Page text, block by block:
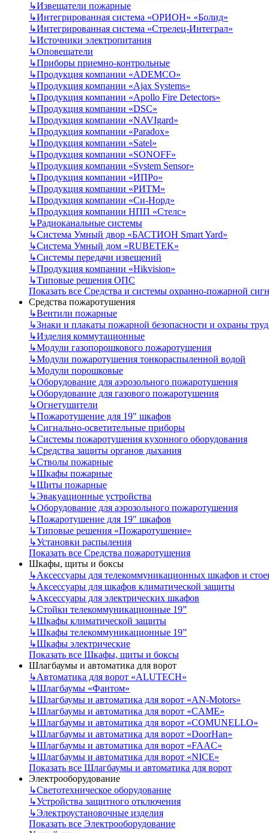
↳Извещатели пожарные
↳Интегрированная система «ОРИОН» «Болид»
↳Интегрированная система «Стрелец-Интеграл»
↳Источники электропитания
↳Оповещатели
↳Приборы приемно-контрольные
↳Продукция компании «ADEMCO»
↳Продукция компании «Ajax Systems»
↳Продукция компании «Apollo Fire Detectors»
↳Продукция компании «DSC»
↳Продукция компании «NAVIgard»
↳Продукция компании «Paradox»
↳Продукция компании «Satel»
↳Продукция компании «SONOFF»
↳Продукция компании «System Sensor»
↳Продукция компании «ИПРо»
↳Продукция компании «РИТМ»
↳Продукция компании «Си-Норд»
↳Продукция компании НПП «Стелс»
↳Радиоканальные системы
↳Система Умный двор «БАСТИОН Smart Yard»
↳Система Умный дом «RUBETEK»
↳Системы передачи извещений
↳Продукция компании «Hikvision»
↳Типовые решения ОПС
Показать все Средства и системы охранно-пожарной
Средства пожаротушения
↳Вентили пожарные
↳Знаки и плакаты пожарной безопасности и охраны
↳Изделия коммутационные
↳Модули газопорошкового пожаротушения
↳Модули пожаротушения тонкораспыленной водой
↳Модули порошковые
↳Оборудование для аэрозольного пожаротушения
↳Оборудование для газового пожаротушения
↳Огнетушители
↳Пожаротушение для 19" шкафов
↳Сигнально-осветительные приборы
↳Системы пожаротушения кухонного оборудования
↳Средства защиты органов дыхания
↳Стволы пожарные
↳Шкафы пожарные
↳Щиты пожарные
↳Эвакуационные устройства
↳Оборудование для аэрозольного пожаротушения
↳Пожаротушение для 19" шкафов
↳Типовые решения «Пожаротушение»
↳Установки распыления
Показать все Средства пожаротушения
Шкафы, щиты и боксы
↳Аксессуары для телекоммуникационных шкафов и
↳Аксессуары для шкафов климатической защиты
↳Аксессуары для электрических шкафов
↳Стойки телекоммуникационные 19”
↳Шкафы климатической защиты
↳Шкафы телекоммуникационные 19”
↳Шкафы электрические
Показать все Шкафы, щиты и боксы
Шлагбаумы и автоматика для ворот
↳Автоматика для ворот «ALUTECH»
↳Шлагбаумы «Фантом»
↳Шлагбаумы и автоматика для ворот «AN-Motors»
↳Шлагбаумы и автоматика для ворот «CAME»
↳Шлагбаумы и автоматика для ворот «COMUNELLO»
↳Шлагбаумы и автоматика для ворот «DoorHan»
↳Шлагбаумы и автоматика для ворот «FAAC»
↳Шлагбаумы и автоматика для ворот «NICE»
Показать все Шлагбаумы и автоматика для ворот
Электрооборудование
↳Светотехническое оборудование
↳Устройства защитного отключения
↳Электроустановочные изделия
Показать все Электрооборудование